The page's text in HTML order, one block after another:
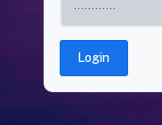
Login